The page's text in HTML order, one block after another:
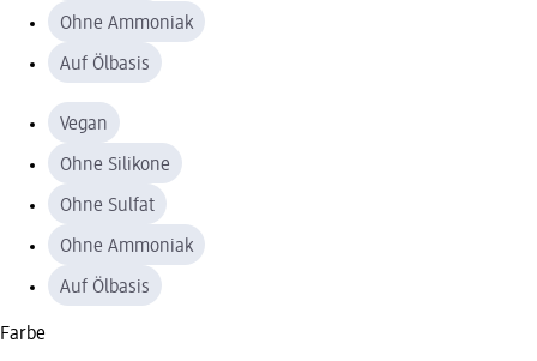
Ohne Ammoniak
Auf Ölbasis
Vegan
Ohne Silikone
Ohne Sulfat
Ohne Ammoniak
Auf Ölbasis
Farbe